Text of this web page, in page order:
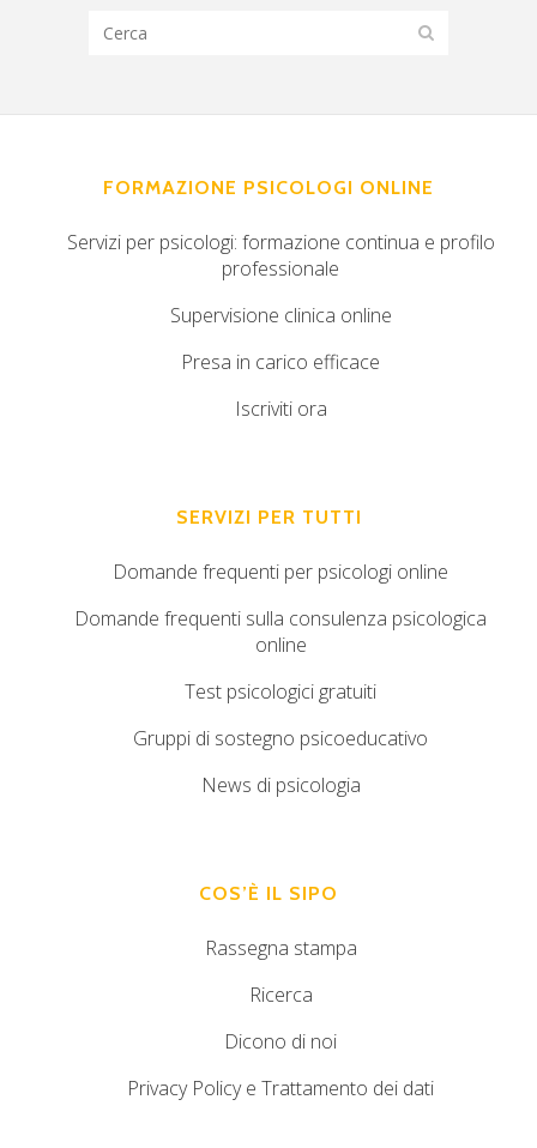
FORMAZIONE PSICOLOGI ONLINE
Servizi per psicologi: formazione continua e profilo
professionale
Supervisione clinica online
Presa in carico efficace
Iscriviti ora
SERVIZI PER TUTTI
Domande frequenti per psicologi online
Domande frequenti sulla consulenza psicologica
online
Test psicologici gratuiti
Gruppi di sostegno psicoeducativo
News di psicologia
COS’È IL SIPO
Rassegna stampa
Ricerca
Dicono di noi
Privacy Policy e Trattamento dei dati